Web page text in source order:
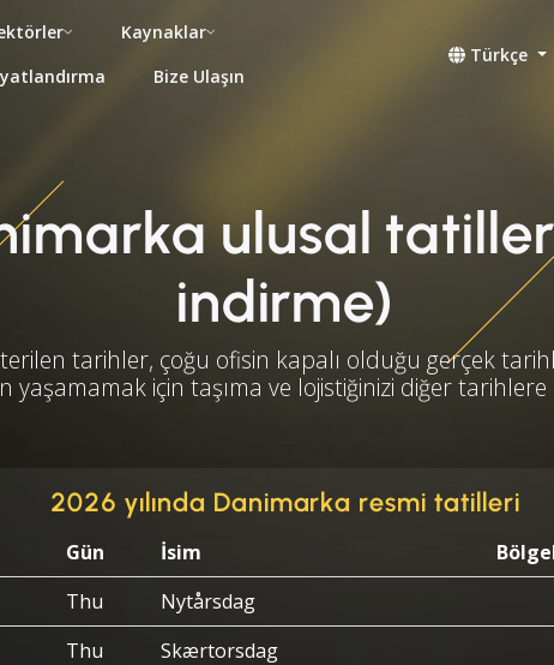
Kaynaklar
Bize Ulaşın
Türkçe
ulusal
indirme)
tarihler, çoğu ofisin kapalı olduğu gerçek
yaşamamak için taşıma ve lojistiğinizi diğer tarihlere
2026 yılında Danimarka resmi tatilleri
Gün İsim
Thu
Nytårsdag
Thu
Skærtorsdag